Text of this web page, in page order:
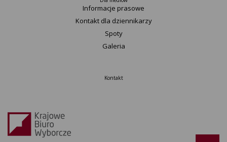
Informacje prasowe
Kontakt dla dziennikarzy
Spoty
Galeria
Kontakt